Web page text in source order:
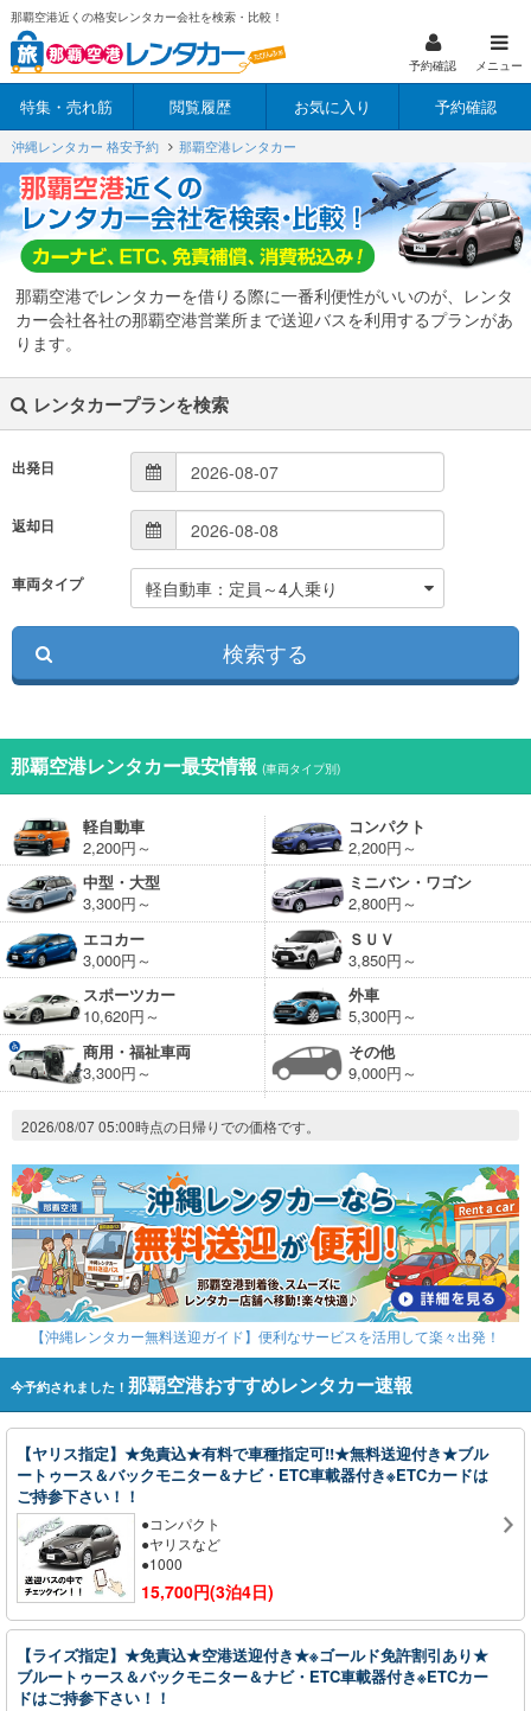
那覇空港近くの格安レンタカー会社を検索・比較！
予約確認 メニュー
特集・売れ筋 閲覧履歴 お気に入り 予約確認
沖縄レンタカー 格安予約 那覇空港レンタカー
那覇空港でレンタカーを借りる際に一番利便性がいいのが、レンタ
カー会社各社の那覇空港営業所まで送迎バスを利用するプランがあ
ります。
レンタカープランを検索
出発日
返却日
車両タイプ
那覇空港レンタカー最安情報 (車両タイプ別)
軽自動車
2,200円～
コンパクト
2,200円～
中型・大型
3,300円～
ミニバン・ワゴン
2,800円～
エコカー
3,000円～
ＳＵＶ
3,850円～
スポーツカー
10,620円～
外車
5,300円～
商用・福祉車両
3,300円～
その他
9,000円～
2026/08/07 05:00時点の日帰りでの価格です。
【沖縄レンタカー無料送迎ガイド】便利なサービスを活用して楽々出発！
今予約されました！ 那覇空港おすすめレンタカー速報
【ヤリス指定】★免責込★有料で車種指定可!!★無料送迎付き★ブル
ートゥース＆バックモニター＆ナビ・ETC車載器付き※ETCカードは
ご持参下さい！！
●コンパクト
●ヤリスなど
●1000
15,700円(3泊4日)
【ライズ指定】★免責込★空港送迎付き★※ゴールド免許割引あり★
ブルートゥース＆バックモニター＆ナビ・ETC車載器付き※ETCカー
ドはご持参下さい！！